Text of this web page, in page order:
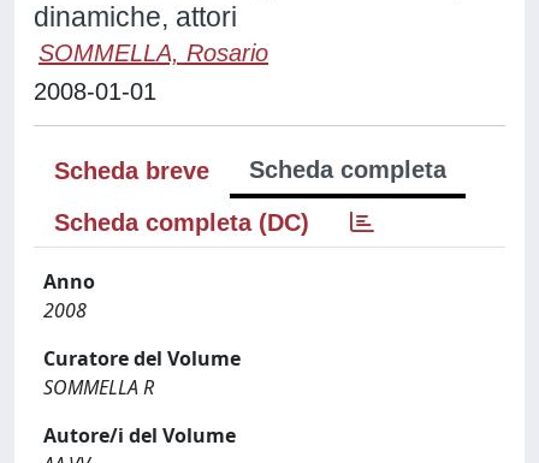
dinamiche, attori
SOMMELLA, Rosario
2008-01-01
Scheda breve
Scheda completa
Scheda completa (DC)
Anno
2008
Curatore del Volume
SOMMELLA R
Autore/i del Volume